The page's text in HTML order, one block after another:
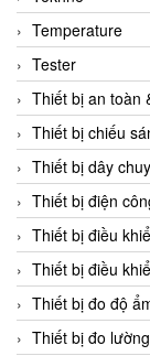
CCS
CD Automation
CEAG
CEIA Vietnam
Celduc Vietnam
Cemb
Centec GmbH
CEQUBE
CHAUVIN
Checkline
Temperature
Tester
Thiết bị an toàn
Thiết bị chiếu
Thiết bị dây
Thiết bị điện
Thiết bị điều
Thiết bị điều
Thiết bị đo độ
Thiết bị đo